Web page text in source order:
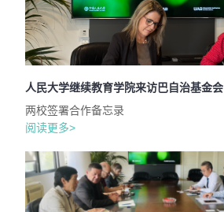
人民大学继续教育学院来访巴自治基金会
两校签署合作备忘录
阅读更多>